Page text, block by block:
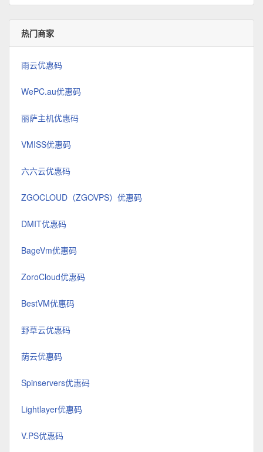
热门商家
雨云优惠码
WePC.au优惠码
丽萨主机优惠码
VMISS优惠码
六六云优惠码
ZGOCLOUD（ZGOVPS）优惠码
DMIT优惠码
BageVm优惠码
ZoroCloud优惠码
BestVM优惠码
野草云优惠码
荫云优惠码
Spinservers优惠码
Lightlayer优惠码
V.PS优惠码